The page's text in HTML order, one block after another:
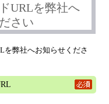
URLを弊社へ
さい
を弊社へお知らせくださ